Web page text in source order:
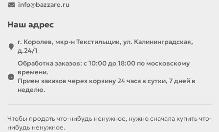
info@bazzare.ru
Наш адрес
г. Королев, мкр-н Текстильщик, ул. Калининградская,
д.24/1
Обработка заказов: с 10:00 до 18:00 по московскому
времени.
Прием заказов через корзину 24 часа в сутки, 7 дней в
неделю.
Чтобы продать что-нибудь ненужное, нужно сначала купить что-
нибудь ненужное.